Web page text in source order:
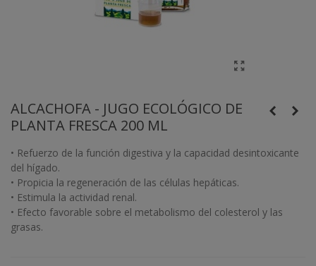
ALCACHOFA - JUGO ECOLÓGICO DE
PLANTA FRESCA 200 ML
• Refuerzo de la función digestiva y la capacidad desintoxicante
del hígado.
• Propicia la regeneración de las células hepáticas.
• Estimula la actividad renal.
• Efecto favorable sobre el metabolismo del colesterol y las
grasas.